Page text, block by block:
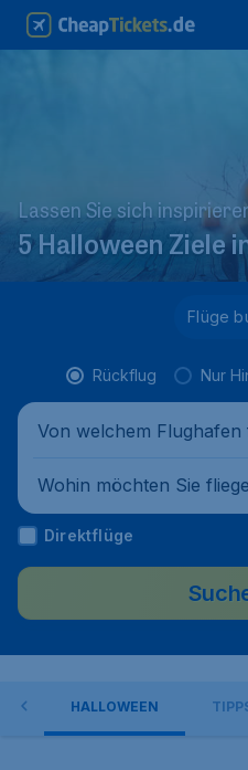
Lassen Sie sich
5 Halloween Ziele
Flüge
Rückflug Nur
Von welchem Flughafen
Wohin möchten Sie
Direktflüge
HALLOWEEN